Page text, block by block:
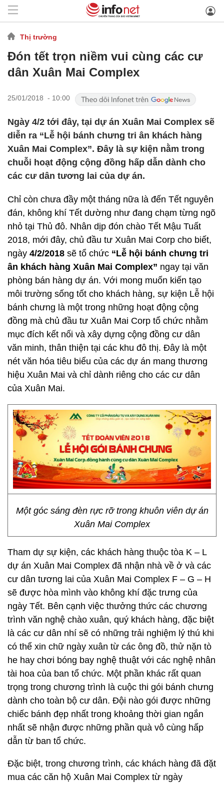
Thị trường
Đón tết trọn niềm vui cùng các cư
dân Xuân Mai Complex
25/01/2018 - 10:00
Ngày 4/2 tới đây, tại dự án Xuân Mai Complex sẽ
diễn ra “Lễ hội bánh chưng tri ân khách hàng
Xuân Mai Complex”. Đây là sự kiện nằm trong
chuỗi hoạt động cộng đồng hấp dẫn dành cho
các cư dân tương lai của dự án.
Chỉ còn chưa đầy một tháng nữa là đến Tết nguyên
đán, không khí Tết dường như đang chạm từng ngõ
nhỏ tại Thủ đô. Nhân dịp đón chào Tết Mậu Tuất
2018, mới đây, chủ đầu tư Xuân Mai Corp cho biết,
ngày 4/2/2018 sẽ tổ chức “Lễ hội bánh chưng tri
ân khách hàng Xuân Mai Complex” ngay tại văn
phòng bán hàng dự án. Với mong muốn kiến tạo
môi trường sống tốt cho khách hàng, sự kiện Lễ hội
bánh chưng là một trong những hoạt động cộng
đồng mà chủ đầu tư Xuân Mai Corp tổ chức nhằm
mục đích kết nối và xây dựng cộng đồng cư dân
văn minh, thân thiện tại các khu đô thị. Đây là một
nét văn hóa tiêu biểu của các dự án mang thương
hiệu Xuân Mai và chỉ dành riêng cho các cư dân
của Xuân Mai.
Một góc sáng đèn rực rỡ trong khuôn viên dự án
Xuân Mai Complex
Tham dự sự kiện, các khách hàng thuộc tòa K – L
dự án Xuân Mai Complex đã nhận nhà về ở và các
cư dân tương lai của Xuân Mai Complex F – G – H
sẽ được hòa mình vào không khí đặc trưng của
ngày Tết. Bên cạnh việc thưởng thức các chương
trình văn nghệ chào xuân, quý khách hàng, đặc biệt
là các cư dân nhí sẽ có những trải nghiệm lý thú khi
có thể xin chữ ngày xuân từ các ông đồ, thử nặn tò
he hay chơi bóng bay nghệ thuật với các nghệ nhân
tài hoa của ban tổ chức. Một phần khác rất quan
trọng trong chương trình là cuộc thi gói bánh chưng
dành cho toàn bộ cư dân. Đội nào gói được những
chiếc bánh đẹp nhất trong khoảng thời gian ngắn
nhất sẽ nhận được những phần quà vô cùng hấp
dẫn từ ban tổ chức.
Đặc biệt, trong chương trình, các khách hàng đã đặt
mua các căn hộ Xuân Mai Complex từ ngày